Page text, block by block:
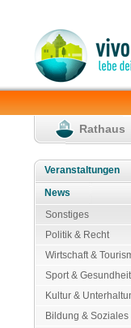
Rathaus
Veranstaltungen
News
Sonstiges
Politik & Recht
Wirtschaft &
Sport & Gesundheit
Kultur &
Bildung & Soziales